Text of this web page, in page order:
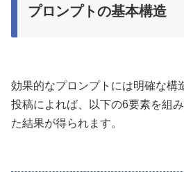
プロンプトの基本構造
効果的なプロンプトには明確な構
投稿によれば、以下の6要素を組
た結果が得られます。